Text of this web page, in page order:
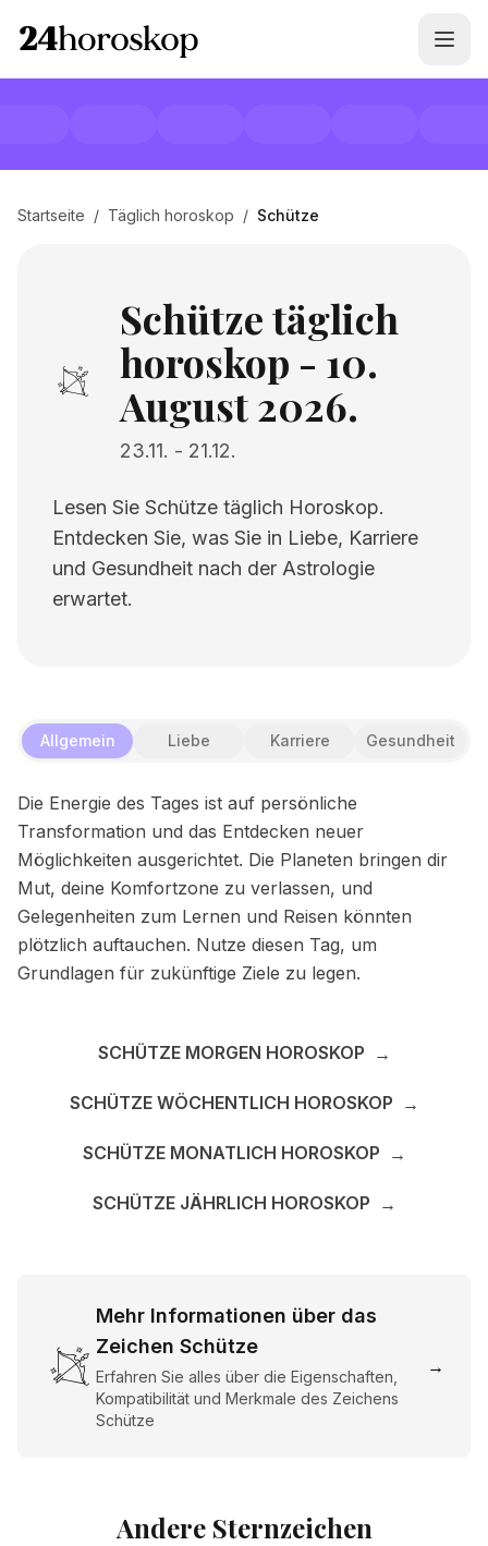
Startseite / Täglich horoskop / Schütze
Schütze täglich
horoskop - 10.
August 2026.
23.11. - 21.12.
Lesen Sie Schütze täglich Horoskop.
Entdecken Sie, was Sie in Liebe, Karriere
und Gesundheit nach der Astrologie
erwartet.
Allgemein Liebe Karriere Gesundheit
Die Energie des Tages ist auf persönliche
Transformation und das Entdecken neuer
Möglichkeiten ausgerichtet. Die Planeten bringen dir
Mut, deine Komfortzone zu verlassen, und
Gelegenheiten zum Lernen und Reisen könnten
plötzlich auftauchen. Nutze diesen Tag, um
Grundlagen für zukünftige Ziele zu legen.
SCHÜTZE MORGEN HOROSKOP →
SCHÜTZE WÖCHENTLICH HOROSKOP →
SCHÜTZE MONATLICH HOROSKOP →
SCHÜTZE JÄHRLICH HOROSKOP →
Mehr Informationen über das
Zeichen Schütze
Erfahren Sie alles über die Eigenschaften,
Kompatibilität und Merkmale des Zeichens
Schütze
→
Andere Sternzeichen